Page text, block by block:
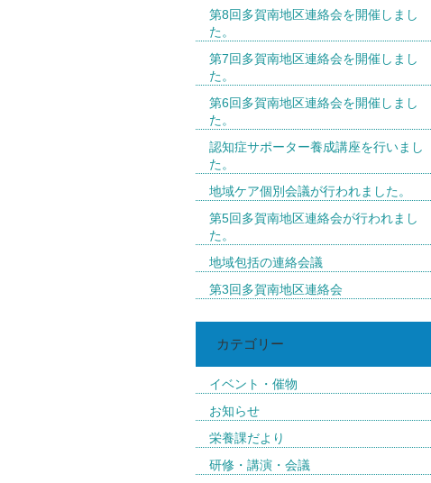
第8回多賀南地区連絡会を開催しまし
た。
第7回多賀南地区連絡会を開催しまし
た。
第6回多賀南地区連絡会を開催しまし
た。
認知症サポーター養成講座を行いまし
た。
地域ケア個別会議が行われました。
第5回多賀南地区連絡会が行われまし
た。
地域包括の連絡会議
第3回多賀南地区連絡会
カテゴリー
イベント・催物
お知らせ
栄養課だより
研修・講演・会議